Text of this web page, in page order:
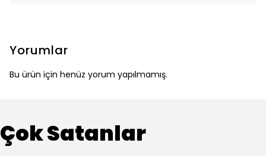
Yorumlar
Bu ürün için henüz yorum yapılmamış.
Çok Satanlar